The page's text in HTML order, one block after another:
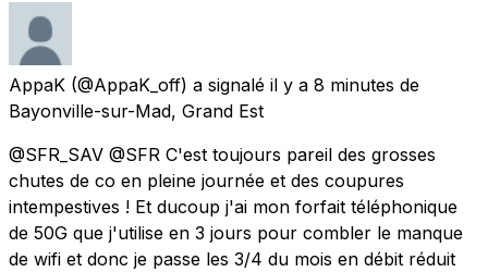
AppaK (@AppaK_off) a signalé il y a 8 minutes de
Bayonville-sur-Mad, Grand Est
@SFR_SAV @SFR C'est toujours pareil des grosses
chutes de co en pleine journée et des coupures
intempestives ! Et ducoup j'ai mon forfait téléphonique
de 50G que j'utilise en 3 jours pour combler le manque
de wifi et donc je passe les 3/4 du mois en débit réduit